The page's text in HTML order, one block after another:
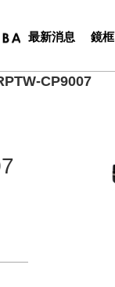
最新消息 鏡框
CP9007